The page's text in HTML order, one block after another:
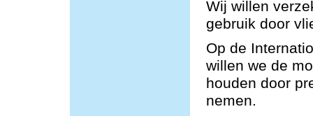
Wij willen
gebruik door
Op de
willen we de
houden door
nemen.